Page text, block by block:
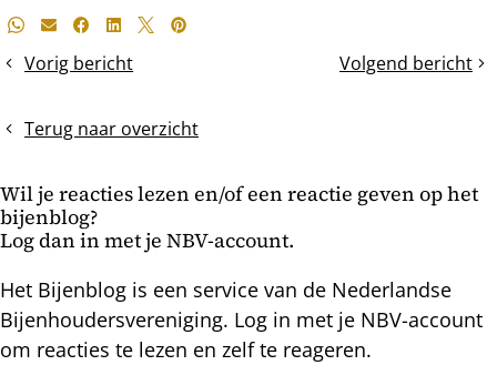
Deel
bericht
Whatsapp
E-mailFacebook
LinkedIn
X Pinterest
Vorig bericht
Meten
bijdrage
selectie
Volgend bericht
Broedstop
weer
in
de
winter
Terug naar overzicht
Wil je reacties lezen en/of een reactie geven op het
bijenblog?
Log dan in met je NBV-account.
Het Bijenblog is een service van de Nederlandse
Bijenhoudersvereniging. Log in met je NBV-account
om reacties te lezen en zelf te reageren.